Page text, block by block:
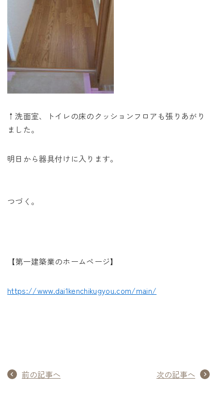
↑洗面室、トイレの床のクッションフロアも張りあがり
ました。
明日から器具付けに入ります。
つづく。
【第一建築業のホームページ】
https://www.dai1kenchikugyou.com/main/
前の記事へ 次の記事へ